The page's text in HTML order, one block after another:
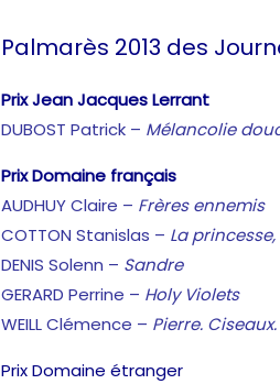
Palmarès 2013 des
Prix Jean Jacques Lerrant
DUBOST Patrick – Mélancolie
Prix Domaine français
AUDHUY Claire – Frères ennemis
COTTON Stanislas – La
DENIS Solenn – Sandre
GERARD Perrine – Holy Violets
WEILL Clémence – Pierre.
Prix Domaine étranger